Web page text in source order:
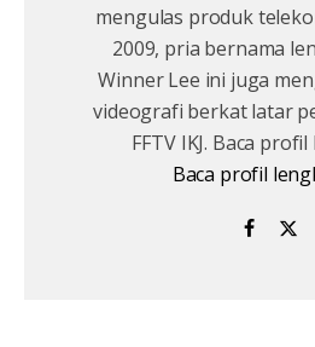
mengulas produk
2009, pria bernama
Winner Lee ini juga
videografi berkat latar
FFTV IKJ. Baca
Baca profil